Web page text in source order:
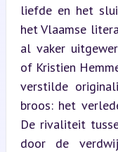
liefde en het
het Vlaamse
al vaker
of Kristien
verstilde
broos: het
De rivaliteit
door de